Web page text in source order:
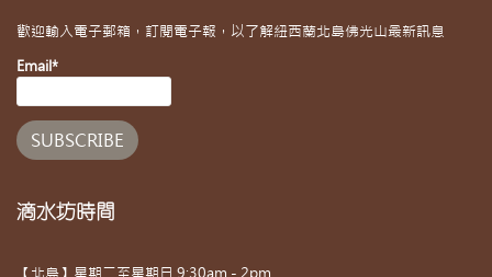
歡迎輸入電子郵箱，訂閱電子報，以了解紐西蘭北島佛光山最新訊息
Email*
滴水坊時間